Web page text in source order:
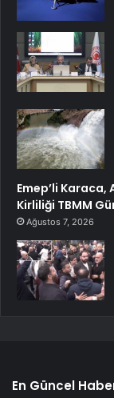
Emep’li Karaca,
Kirliliği TBMM
Ağustos 7, 2026
En Güncel